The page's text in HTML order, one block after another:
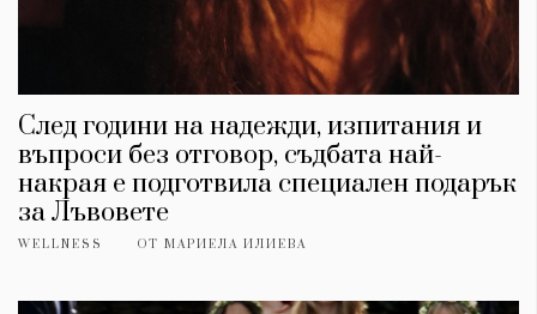
След години на надежди, изпитания и
въпроси без отговор, съдбата най-
накрая е подготвила специален подарък
за Лъвовете
WELLNESS ОТ МАРИЕЛА ИЛИЕВА